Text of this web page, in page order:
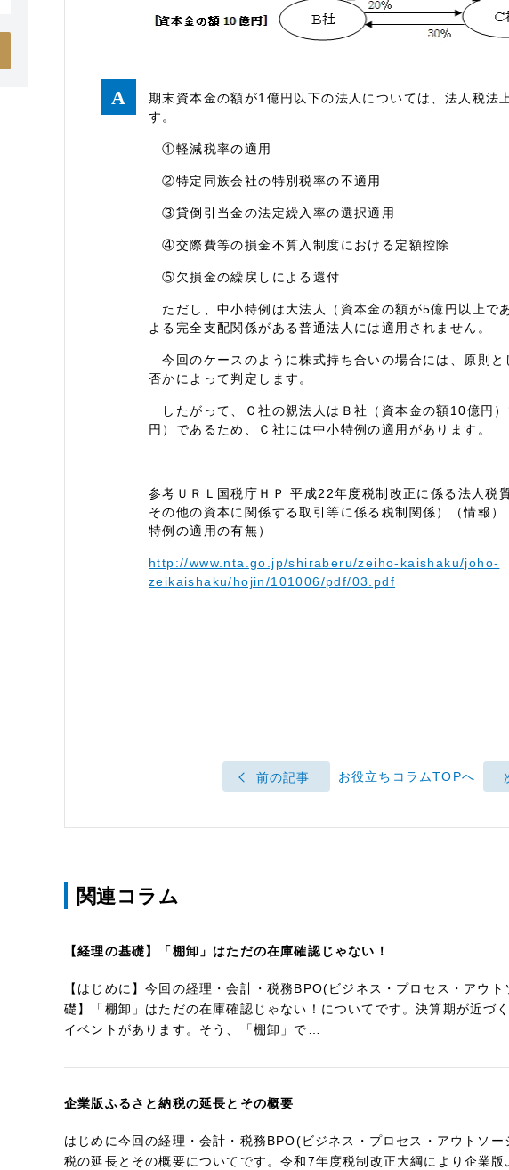
期末資本金の額が1億円以下の法人については、法人税法
す。
①軽減税率の適用
②特定同族会社の特別税率の不適用
③貸倒引当金の法定繰入率の選択適用
④交際費等の損金不算入制度における定額控除
⑤欠損金の繰戻しによる還付
ただし、中小特例は大法人（資本金の額が5億円以上で
よる完全支配関係がある普通法人には適用されません。
今回のケースのように株式持ち合いの場合には、原則と
否かによって判定します。
したがって、Ｃ社の親法人はＢ社（資本金の額10億円
円）であるため、Ｃ社には中小特例の適用があります。
参考ＵＲＬ国税庁ＨＰ 平成22年度税制改正に係る法人税
その他の資本に関係する取引等に係る税制関係）（情報
特例の適用の有無）
http://www.nta.go.jp/shiraberu/zeiho-kaishaku/joho-
zeikaishaku/hojin/101006/pdf/03.pdf
前の記事 お役立ちコラムTOPへ
関連コラム
【経理の基礎】「棚卸」はただの在庫確認じゃない！
【はじめに】今回の経理・会計・税務BPO(ビジネス・プロセス・アウ
礎】「棚卸」はただの在庫確認じゃない！についてです。決算期が近づ
イベントがあります。そう、「棚卸」で…
企業版ふるさと納税の延長とその概要
はじめに今回の経理・会計・税務BPO(ビジネス・プロセス・アウトソ
税の延長とその概要についてです。令和7年度税制改正大綱により企業